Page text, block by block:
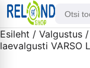
Esileht / Valgustus /
laevalgusti VARSO